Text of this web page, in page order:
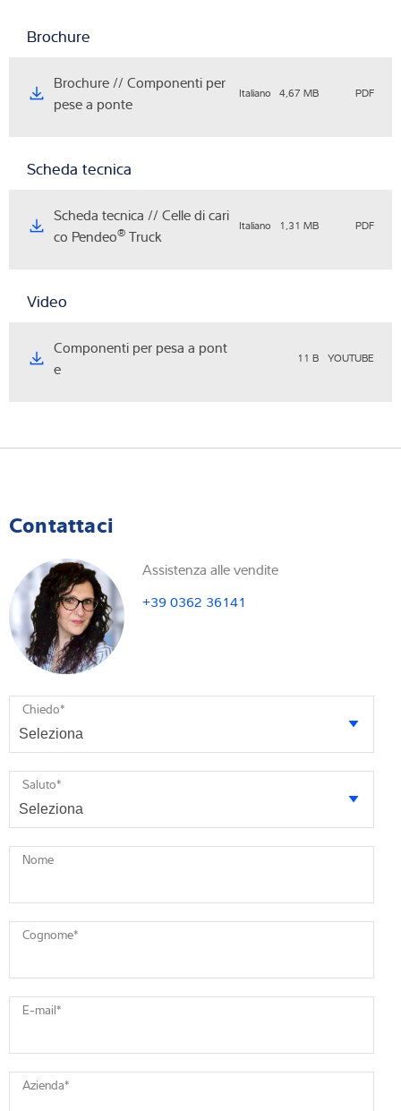
Brochure
Brochure // Componenti per
pese a ponte
Italiano 4,67 MB PDF
Scheda tecnica
Scheda tecnica // Celle di cari
co Pendeo® Truck
Italiano 1,31 MB PDF
Video
Componenti per pesa a pont
e
11 B YOUTUBE
Contattaci
Assistenza alle vendite
+39 0362 36141
Chiedo*
Saluto*
Nome
Cognome*
E-mail*
Azienda*